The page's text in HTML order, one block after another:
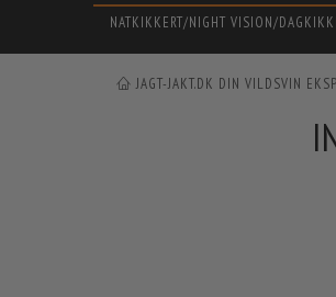
NATKIKKERT/NIGHT VISION/
JAGT-JAKT.DK DIN VILDSVIN